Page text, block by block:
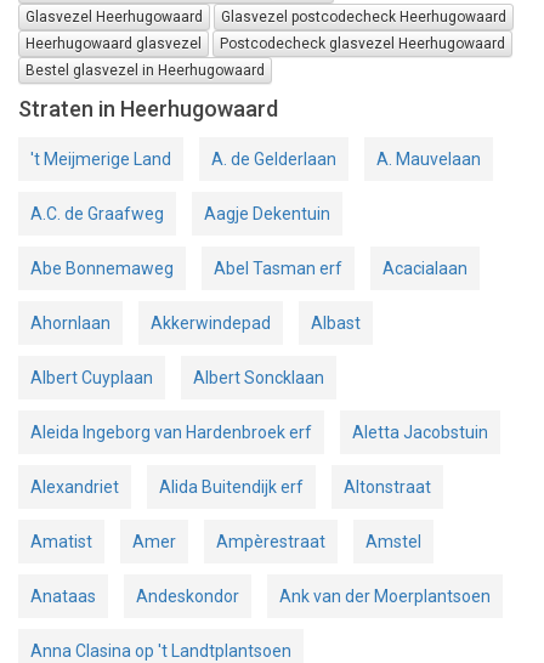
Glasvezel Heerhugowaard
Glasvezel postcodecheck Heerhugowaard
Heerhugowaard glasvezel
Postcodecheck glasvezel Heerhugowaard
Bestel glasvezel in Heerhugowaard
Straten in Heerhugowaard
't Meijmerige Land A. de Gelderlaan A. Mauvelaan
A.C. de Graafweg Aagje Dekentuin
Abe Bonnemaweg Abel Tasman erf Acacialaan
Ahornlaan Akkerwindepad Albast
Albert Cuyplaan Albert Soncklaan
Aleida Ingeborg van Hardenbroek erf Aletta Jacobstuin
Alexandriet Alida Buitendijk erf Altonstraat
Amatist Amer Ampèrestraat Amstel
Anataas Andeskondor Ank van der Moerplantsoen
Anna Clasina op 't Landtplantsoen